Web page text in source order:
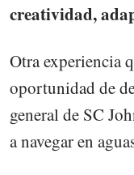
creatividad,
Otra experiencia
oportunidad de
general de SC
a navegar en